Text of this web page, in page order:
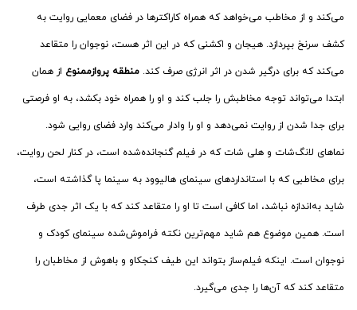
می‌کند و از مخاطب می‌خواهد که همراه کاراکترها در فضای معمایی روایت به
کشف سرنخ بپردازد. هیجان و اکشنی که در این اثر هست، نوجوان را متقاعد
می‌کند که برای درگیر شدن در اثر انرژی صرف کند. منطقه پروازممنوع از همان
ابتدا می‌تواند توجه مخاطبش را جلب کند و او را همراه خود بکشد، به او فرصتی
برای جدا شدن از روایت نمی‌دهد و او را وادار می‌کند وارد فضای روایی شود.
نماهای لانگ‌شات و هلی شات که در فیلم گنجانده‌شده است، در کنار لحن روایت،
برای مخاطبی که با استانداردهای سینمای هالیوود به سینما پا گذاشته است،
شاید به‌اندازه نباشد، اما کافی است تا او را متقاعد کند که با یک اثر جدی طرف
است. همین موضوع هم شاید مهم‌ترین نکته فراموش‌شده سینمای کودک و
نوجوان است. اینکه فیلم‌ساز بتواند این طیف کنجکاو و باهوش از مخاطبان را
متقاعد کند که آن‌ها را جدی می‌گیرد.